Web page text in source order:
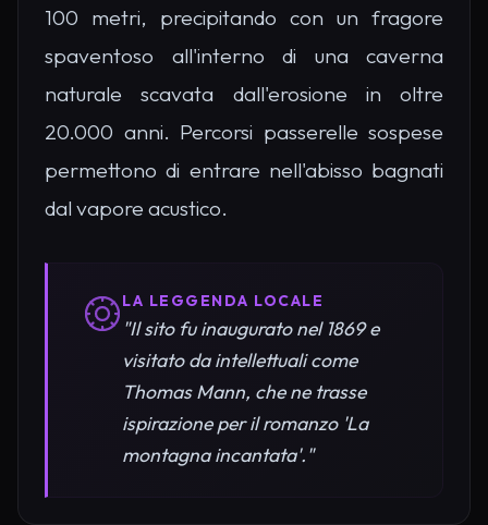
100 metri, precipitando con un fragore
spaventoso all'interno di una caverna
naturale scavata dall'erosione in oltre
20.000 anni. Percorsi passerelle sospese
permettono di entrare nell'abisso bagnati
dal vapore acustico.
LA LEGGENDA LOCALE
"Il sito fu inaugurato nel 1869 e
visitato da intellettuali come
Thomas Mann, che ne trasse
ispirazione per il romanzo 'La
montagna incantata'."